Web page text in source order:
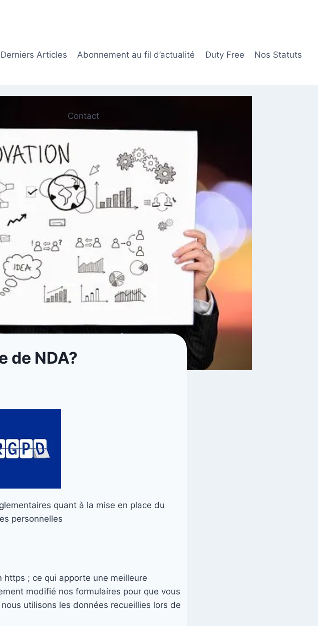
Derniers Articles Abonnement au fil d’actualité Duty Free Nos Statuts
Contact
de NDA?
quant à la mise en place du
personnelles
; ce qui apporte une meilleure
modifié nos formulaires pour que vous
utilisons les données recueillies lors de